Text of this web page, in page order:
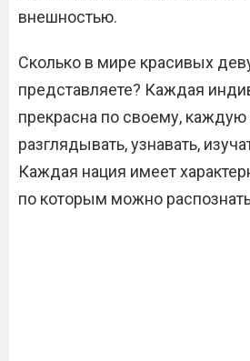
внешностью.
Сколько в мире красивых
представляете? Каждая
прекрасна по своему, каждую
разглядывать, узнавать,
Каждая нация имеет
по которым можно